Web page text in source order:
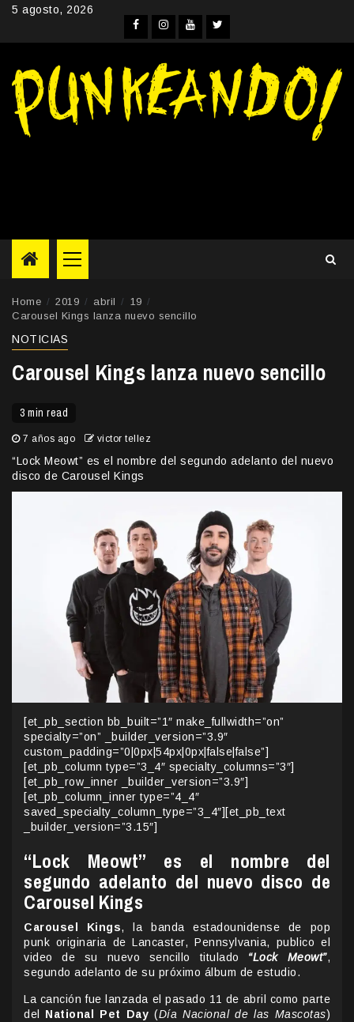
Skip5 agosto, 2026
Facebook
Instagram
YouTube
Twitter
Primary
Menu
Home 2019 abril
19
Carousel Kings lanza nuevo sencillo
NOTICIAS
Carousel Kings lanza nuevo sencillo
3 min read
7 años ago victor tellez
“Lock Meowt” es el nombre del segundo adelanto del nuevo
disco de Carousel Kings
[et_pb_section bb_built=”1″ make_fullwidth=”on”
specialty=”on” _builder_version=”3.9″
custom_padding=”0|0px|54px|0px|false|false”]
[et_pb_column type=”3_4″ specialty_columns=”3″]
[et_pb_row_inner _builder_version=”3.9″]
[et_pb_column_inner type=”4_4″
saved_specialty_column_type=”3_4″][et_pb_text
_builder_version=”3.15″]
“Lock Meowt” es el nombre del
segundo adelanto del nuevo disco de
Carousel Kings
Carousel Kings, la banda estadounidense de pop
punk originaria de Lancaster, Pennsylvania, publico el
video de su nuevo sencillo titulado “Lock Meowt”,
segundo adelanto de su próximo álbum de estudio.
La canción fue lanzada el pasado 11 de abril como parte
del National Pet Day (Día Nacional de las Mascotas)